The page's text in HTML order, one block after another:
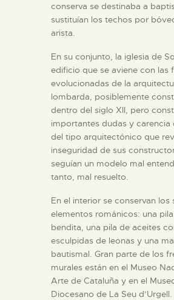
conserva se destinaba a
sustituían los techos por
arista.
En su conjunto, la iglesia de
edificio que se aviene con las
evolucionadas de la
lombarda, posiblemente
dentro del siglo XII, pero
importantes dudas y carencia
del tipo arquitectónico que
inseguridad de sus
seguían un modelo mal
tanto, mal resuelto.
En el interior se conservan los
elementos románicos: una
bendita, una pila de aceites
esculpidas de leonas y una
bautismal. Gran parte de los
murales están en el Museo
Arte de Cataluña y en el
Diocesano de La Seu d’Urgell.